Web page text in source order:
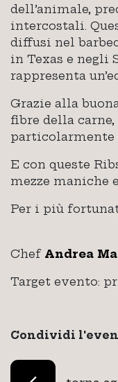
dell’animale,
intercostali.
diffusi nel
in Texas e negli
rappresenta
Grazie alla
fibre della
particolarmente
E con queste
mezze maniche
Per i più
Chef Andrea
Target evento:
Condividi